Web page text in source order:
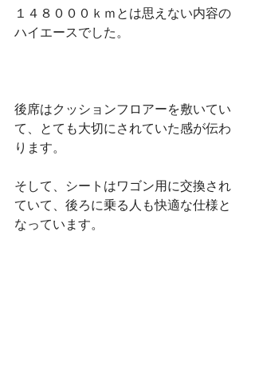
１４８０００ｋｍとは思えない内容の
ハイエースでした。
後席はクッションフロアーを敷いてい
て、とても大切にされていた感が伝わ
ります。
そして、シートはワゴン用に交換され
ていて、後ろに乗る人も快適な仕様と
なっています。